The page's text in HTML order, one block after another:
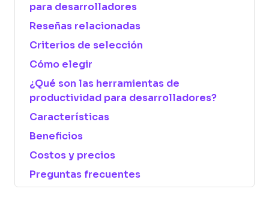
para desarrolladores
Reseñas relacionadas
Criterios de selección
Cómo elegir
¿Qué son las herramientas de
productividad para desarrolladores?
Características
Beneficios
Costos y precios
Preguntas frecuentes